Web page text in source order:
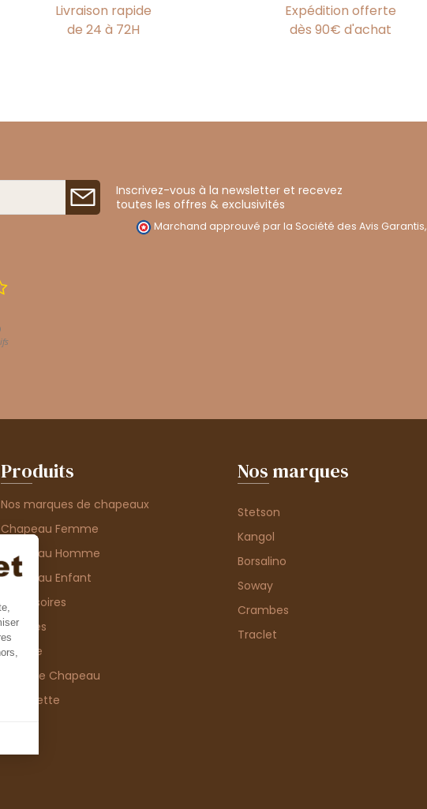
Livraison rapide
de 24 à 72H
Expédition offerte
dès 90€ d'achat
Inscrivez-vous à la newsletter et recevez
toutes les offres & exclusivités
Marchand approuvé par la Société des Avis Garantis,
Produits
Nos marques de chapeaux
Chapeau Femme
Chapeau Homme
Chapeau Enfant
Accessoires
Thèmes
Matière
Type de Chapeau
Casquette
Nos marques
Stetson
Kangol
Borsalino
Soway
Crambes
Traclet